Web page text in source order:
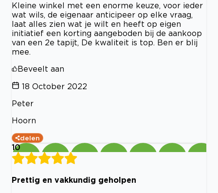
Kleine winkel met een enorme keuze, voor ieder
wat wils, de eigenaar anticipeer op elke vraag,
laat alles zien wat je wilt en heeft op eigen
initiatief een korting aangeboden bij de aankoop
van een 2e tapijt, De kwaliteit is top. Ben er blij
mee.
Beveelt aan
18 October 2022
Peter
Hoorn
delen
10
Prettig en vakkundig geholpen